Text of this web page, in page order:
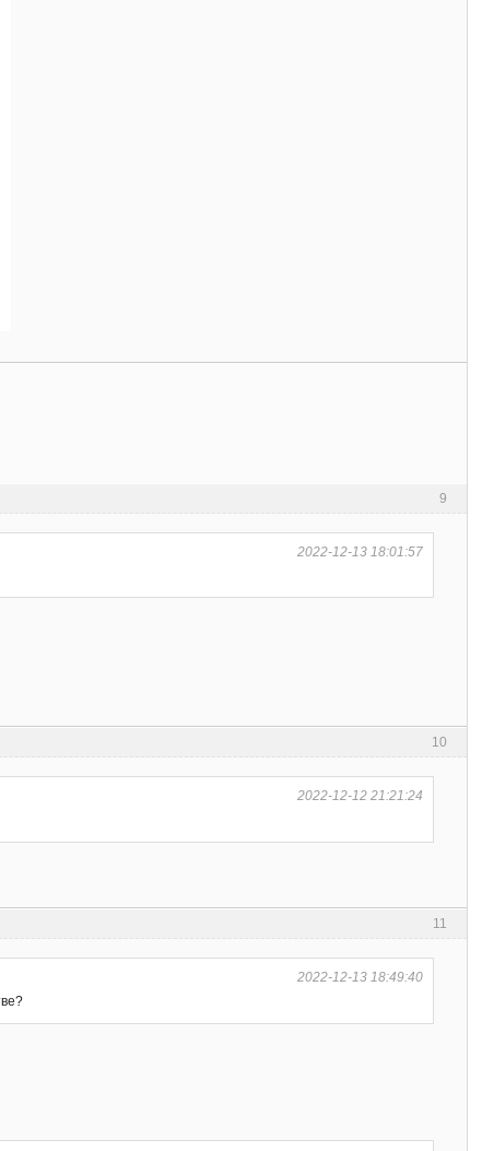
9
2022-12-13 18:01:57
10
2022-12-12 21:21:24
11
2022-12-13 18:49:40